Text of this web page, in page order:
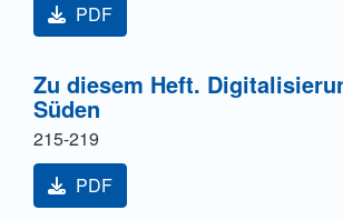
PDF
Zu diesem Heft.
Süden
215-219
PDF